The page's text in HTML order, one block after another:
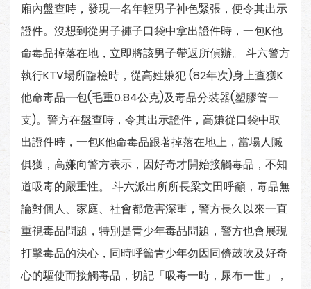
廂內盤查時，發現一名年輕男子神色緊張，便令其出示
證件。沒想到從男子褲子口袋中拿出證件時，一包K他
命毒品掉落在地，立即將該男子帶返所偵辦。 斗六警方
執行KTV場所臨檢時，從高姓嫌犯 (82年次)身上查獲K
他命毒品一包(毛重0.84公克)及毒品分裝器(塑膠管一
支)。警方在盤查時，令其出示證件，高嫌從口袋中取
出證件時，一包K他命毒品跟著掉落在地上，當場人贓
俱獲，高嫌向警方表示，因好奇才開始接觸毒品，不知
道吸毒的嚴重性。 斗六派出所所長梁文田呼籲，毒品無
論對個人、家庭、社會都危害深重，警方長久以來一直
重視毒品問題，特別是青少年毒品問題，警方也會展現
打擊毒品的決心，同時呼籲青少年勿因同儕鼓吹及好奇
心的驅使而接觸毒品，切記「吸毒一時，尿布一世」，